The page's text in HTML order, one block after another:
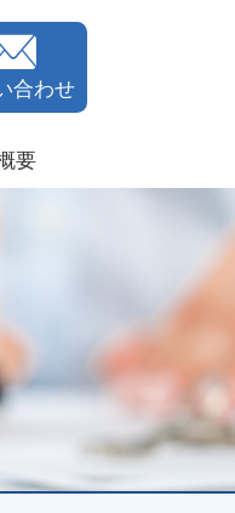
合わせ
要